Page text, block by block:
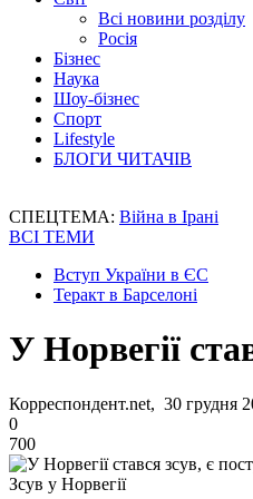
Всі новини розділу
Росія
Бізнес
Наука
Шоу-бізнес
Спорт
Lifestyle
БЛОГИ ЧИТАЧІВ
СПЕЦТЕМА: Війна в Ірані
ВСІ ТЕМИ
Вступ України в ЄС
Теракт в Барселоні
У Норвегії
Корреспондент.net, 30 грудня
0
700
Зсув у Норвегії